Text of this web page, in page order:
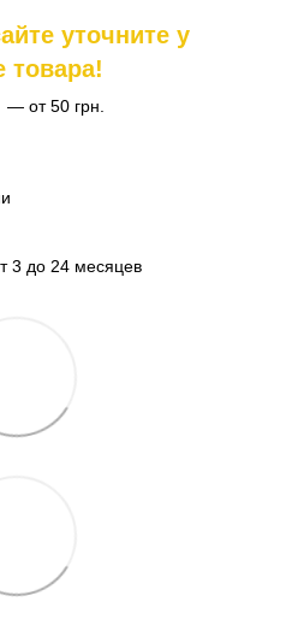
уточните у
товара!
от 50 грн.
3 до 24 месяцев